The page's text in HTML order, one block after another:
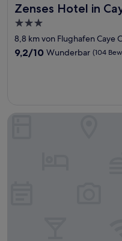
Zenses Hotel in
Zenses Hotel in Caye
3.0-
Sterne-
Unterkunft
8,8 km von Flughafen Caye
9.2
9,2/10 Wunderbar (104